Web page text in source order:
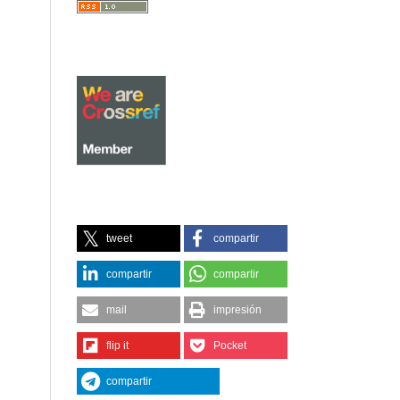
tweet compartir
compartir compartir
mail impresión
flip it Pocket
compartir